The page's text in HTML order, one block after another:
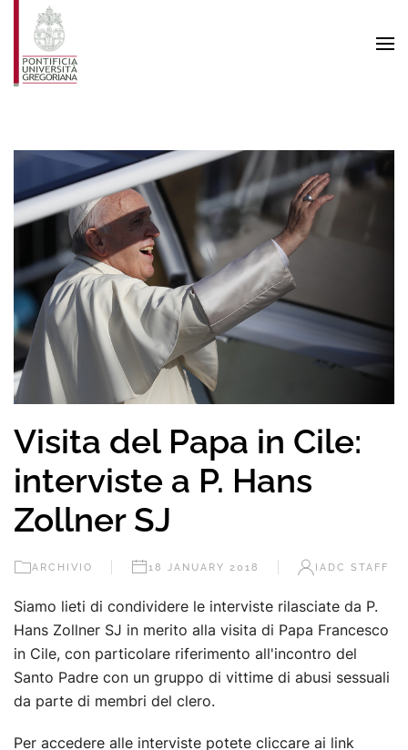
Skip to main content
Visita del Papa in Cile:
interviste a P. Hans
Zollner SJ
ARCHIVIO 18 JANUARY 2018 IADC STAFF
Siamo lieti di condividere le interviste rilasciate da P.
Hans Zollner SJ in merito alla visita di Papa Francesco
in Cile, con particolare riferimento all'incontro del
Santo Padre con un gruppo di vittime di abusi sessuali
da parte di membri del clero.
Per accedere alle interviste potete cliccare ai link